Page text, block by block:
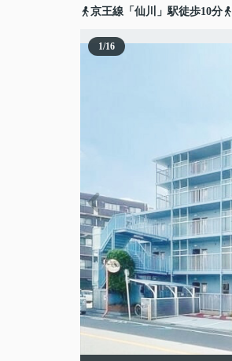
京王線「仙川」駅徒歩10分
1/16